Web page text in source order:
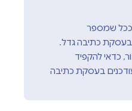
שמספר
כתיבה גדל.
כדאי להקפיד
בעסקת כתיבה